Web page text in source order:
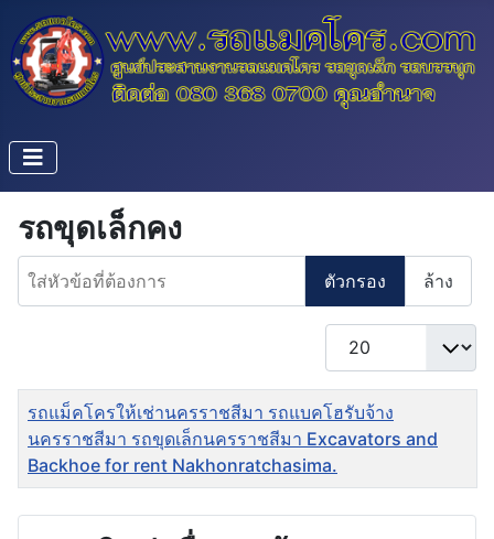
รถขุดเล็กคง
ใส่หัวข้อที่ต้องการ
ตัวกรอง ล้าง
แสดง #
ชื่อ
รถแม็คโครให้เช่านครราชสีมา รถแบคโฮรับจ้าง
นครราชสีมา รถขุดเล็กนครราชสีมา Excavators and
Backhoe for rent Nakhonratchasima.